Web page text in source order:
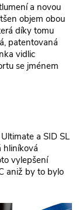
a novou
objem obou
díky tomu
patentovaná
vidlic
se jménem
a SID SL
hliníková
vylepšení
aniž by to bylo